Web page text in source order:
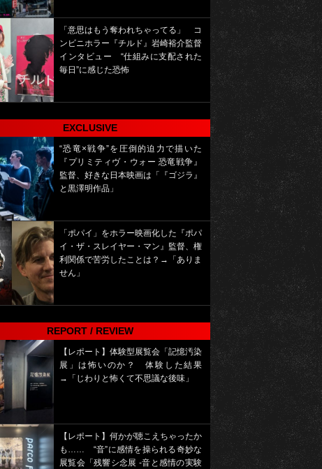
「意思はもう奪われちゃってる」 コ
ンビニホラー『チルド』岩崎裕介監督
インタビュー “仕組みに支配された
毎日”に感じた恐怖
EXCLUSIVE
“恐竜×戦争”を圧倒的迫力で描いた
『プリミティヴ・ウォー 恐竜戦争』
監督、好きな日本映画は「『ゴジラ』
と黒澤明作品」
「ポパイ」をホラー映画化した『ポパ
イ・ザ・スレイヤー・マン』監督、権
利関係で苦労したことは？→「ありま
せん」
REPORT / REVIEW
【レポート】体験型展覧会「記憶汚染
展」は怖いのか？ 体験した結果
→「じわりと怖くて不思議な後味」
【レポート】何かが聴こえちゃったか
も…… “音”に感情を操られる奇妙な
展覧会「残響シ念展 -⾳と感情の実験